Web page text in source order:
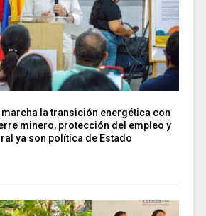
la transición energética con
minero, protección del empleo y
ya son política de Estado